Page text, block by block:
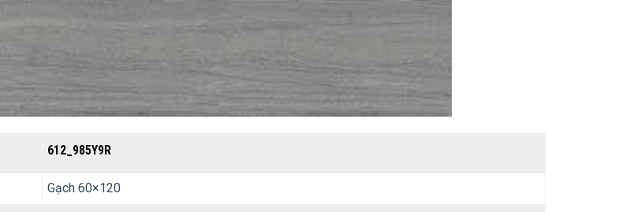
612_985Y9R
Gạch 60×120